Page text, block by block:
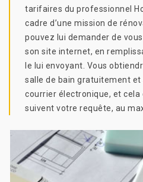
tarifaires du professionnel
cadre d’une mission de
pouvez lui demander de
son site internet, en
le lui envoyant. Vous
salle de bain gratuitement
courrier électronique, et cela
suivent votre requête, au